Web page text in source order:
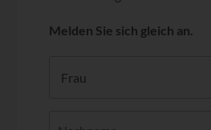
Melden Sie sich gleich an.